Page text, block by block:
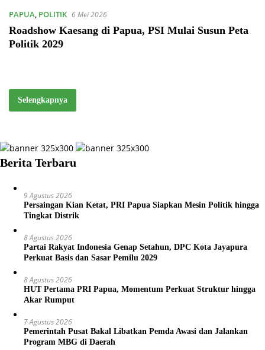
PAPUA, POLITIK 6 Mei 2026
Roadshow Kaesang di Papua, PSI Mulai Susun Peta
Politik 2029
Selengkapnya
Berita Terbaru
9 Agustus 2026
Persaingan Kian Ketat, PRI Papua Siapkan Mesin Politik hingga
Tingkat Distrik
8 Agustus 2026
Partai Rakyat Indonesia Genap Setahun, DPC Kota Jayapura
Perkuat Basis dan Sasar Pemilu 2029
8 Agustus 2026
HUT Pertama PRI Papua, Momentum Perkuat Struktur hingga
Akar Rumput
7 Agustus 2026
Pemerintah Pusat Bakal Libatkan Pemda Awasi dan Jalankan
Program MBG di Daerah